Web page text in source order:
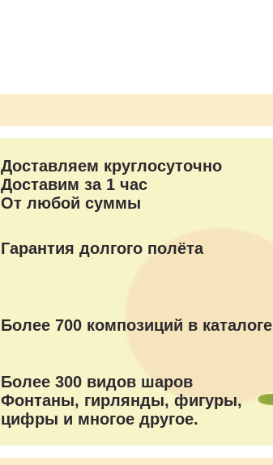
Доставляем круглосуточно
Доставим за 1 час
От любой суммы
Гарантия долгого полёта
Более 700 композиций в каталоге
Более 300 видов шаров
Фонтаны, гирлянды, фигуры,
цифры и многое другое.